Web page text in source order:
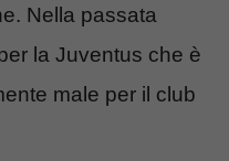
Nella passata
la Juventus che è
male per il club